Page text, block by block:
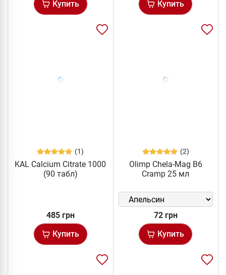
Купить Купить
(1)
KAL Calcium Citrate 1000
(90 табл)
485 грн
Купить
(2)
Olimp Chela-Mag B6
Cramp 25 мл
72 грн
Купить